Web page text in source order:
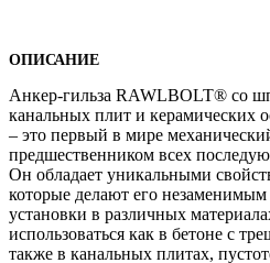
ОПИСАНИЕ
Анкер-гильза RAWLBOLT® со
канальных плит и керамических
– это первый в мире
предшественником всех
Он обладает уникальными
которые делают его
установки в различных
использоваться как в бетоне с
также в канальных плитах,